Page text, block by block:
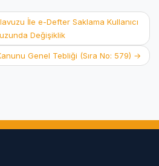
İle e-Defter Saklama Kullanıcı
Değişiklik
Genel Tebliği (Sıra No: 579) →